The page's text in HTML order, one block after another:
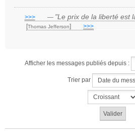
>>>___ — "Le prix de la liberté est
[Thomas Jefferson] >>>
Afficher les messages publiés depuis :
Trier par